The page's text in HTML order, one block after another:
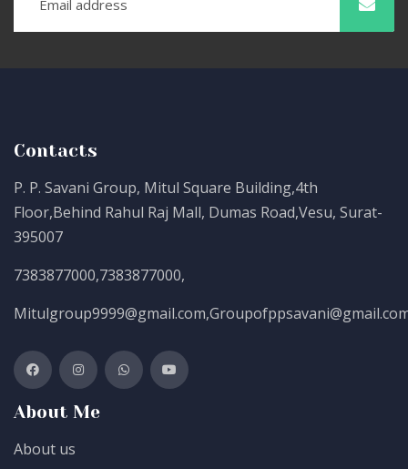
Contacts
P. P. Savani Group, Mitul Square Building,4th
Floor,Behind Rahul Raj Mall, Dumas Road,Vesu, Surat-
395007
7383877000,7383877000,
Mitulgroup9999@gmail.com,
About Me
About us